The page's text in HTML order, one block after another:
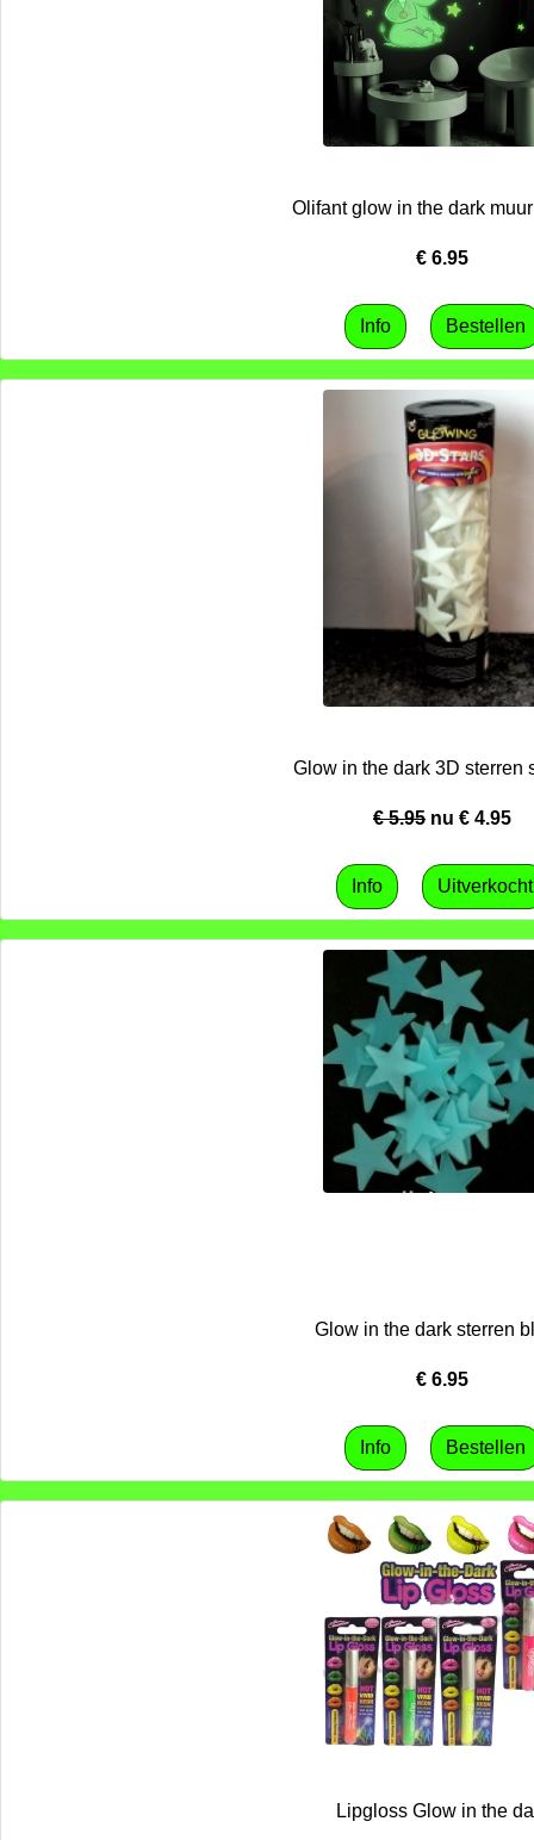
Olifant glow in the dark
€ 6.95
Glow in the dark 3D sterren
€ 5.95 nu € 4.95
Glow in the dark sterren
€ 6.95
Lipgloss Glow in the